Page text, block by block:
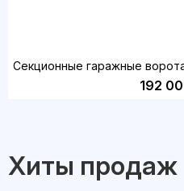
Секционные гаражные
192
Хиты продаж